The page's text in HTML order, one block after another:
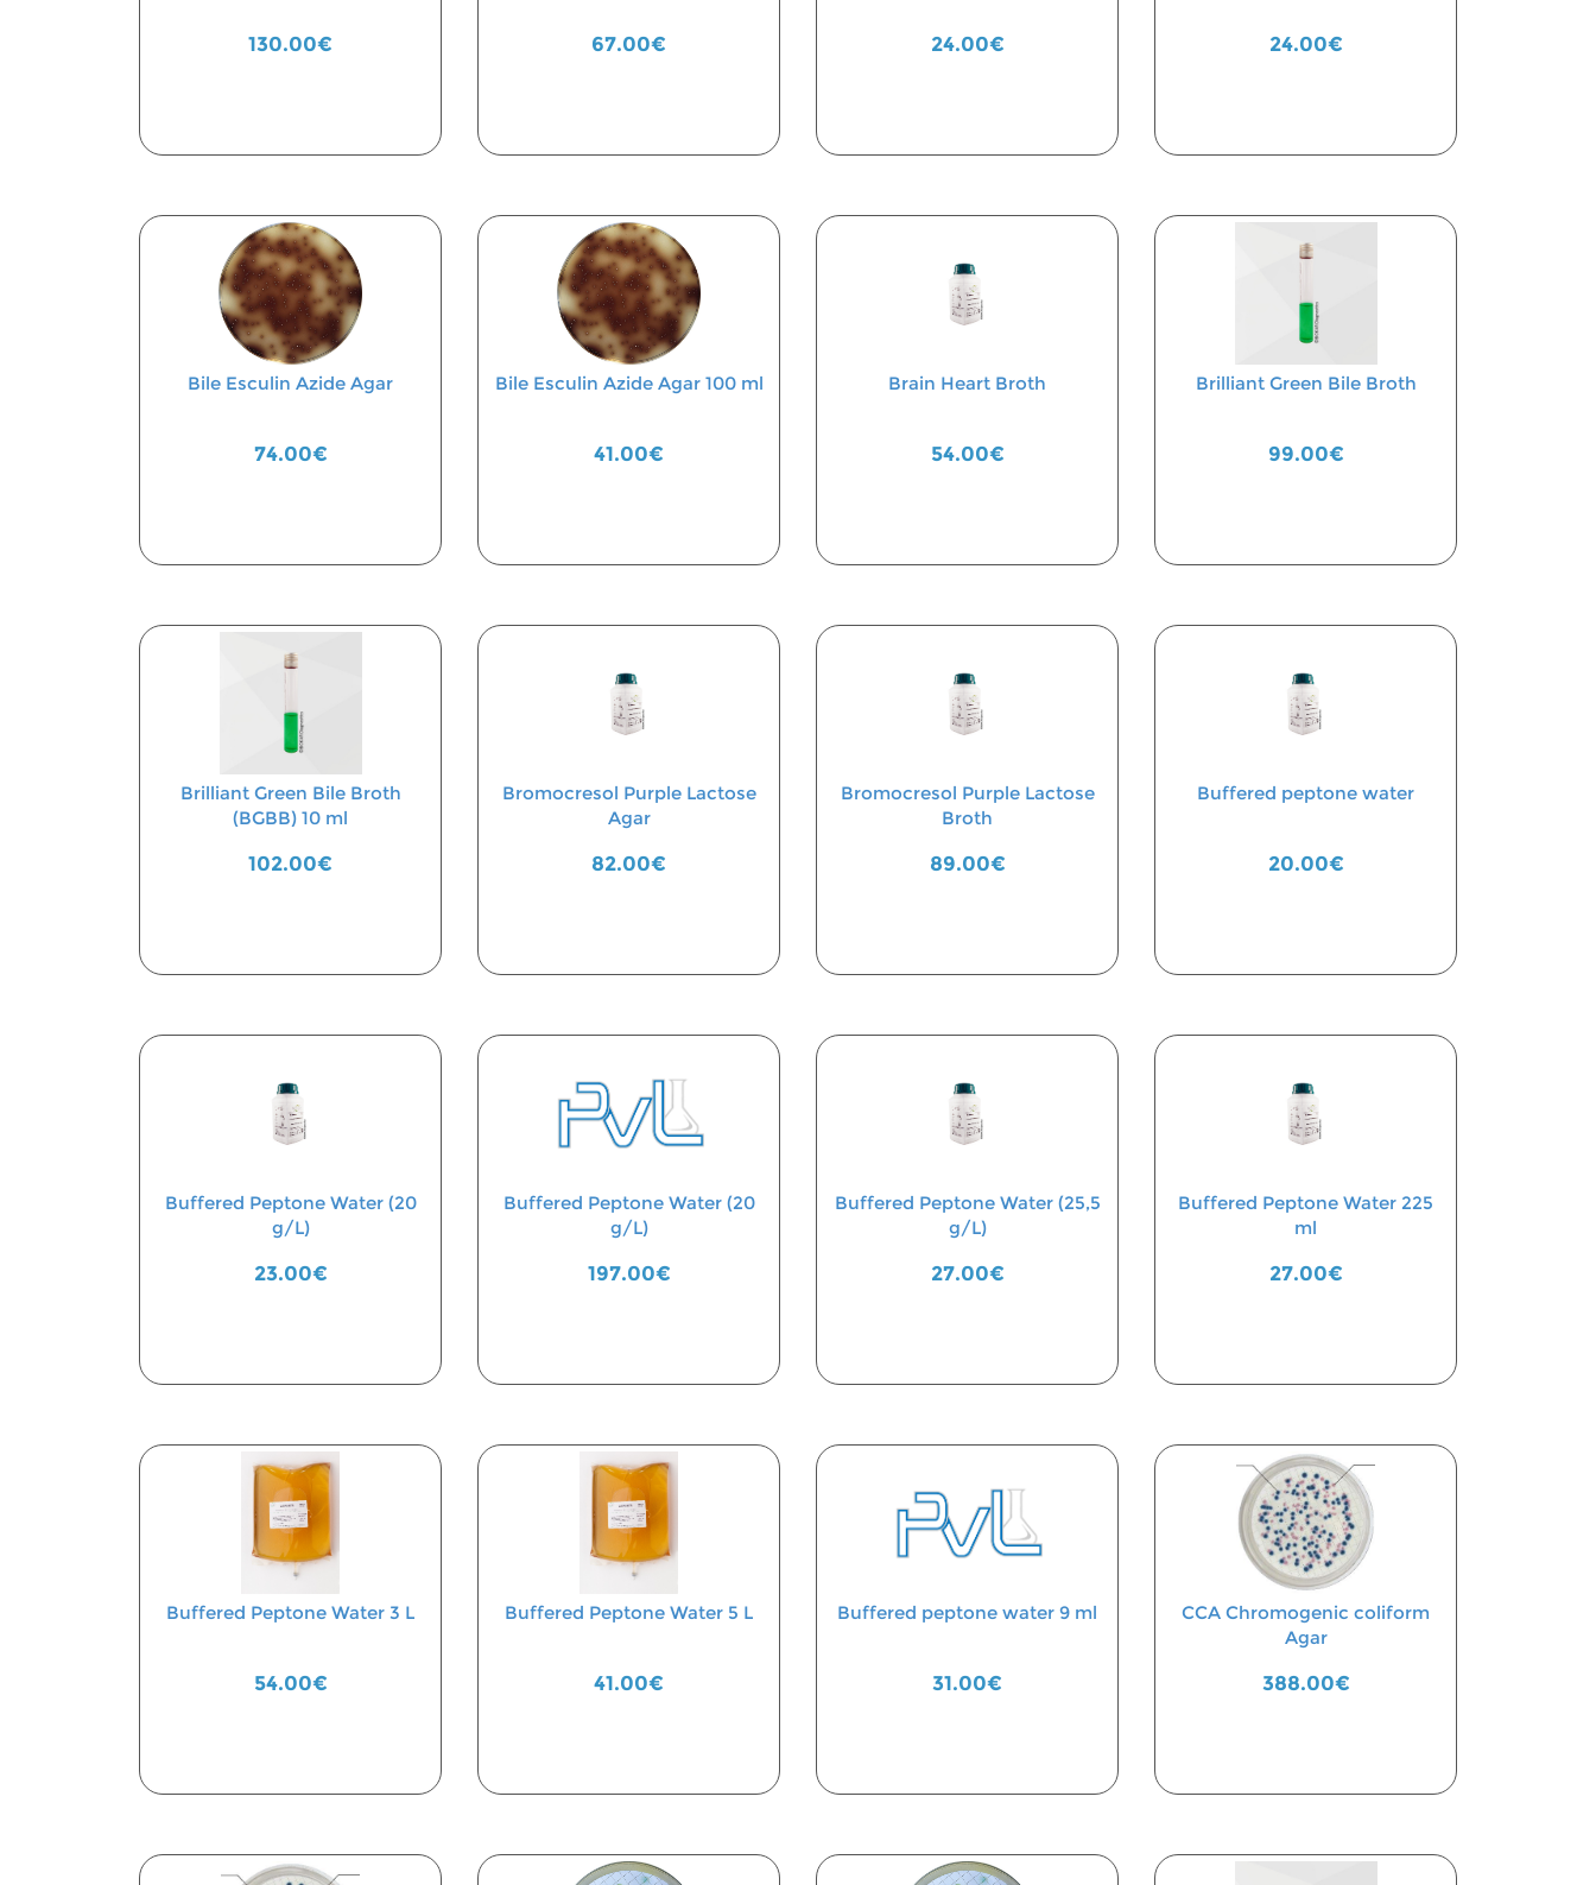
130.00€ 67.00€ 24.00€ 24.00€
Bile Esculin Azide Agar
74.00€
Bile Esculin Azide Agar 100 ml
41.00€
Brain Heart Broth
54.00€
Brilliant Green Bile Broth
99.00€
Brilliant Green Bile Broth
(BGBB) 10 ml
102.00€
Bromocresol Purple Lactose
Agar
82.00€
Bromocresol Purple Lactose
Broth
89.00€
Buffered peptone water
20.00€
Buffered Peptone Water (20
g/L)
23.00€
Buffered Peptone Water (20
g/L)
197.00€
Buffered Peptone Water (25,5
g/L)
27.00€
Buffered Peptone Water 225
ml
27.00€
Buffered Peptone Water 3 L
54.00€
Buffered Peptone Water 5 L
41.00€
Buffered peptone water 9 ml
31.00€
CCA Chromogenic coliform
Agar
388.00€